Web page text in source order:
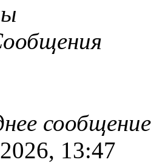
сообщение
13:47